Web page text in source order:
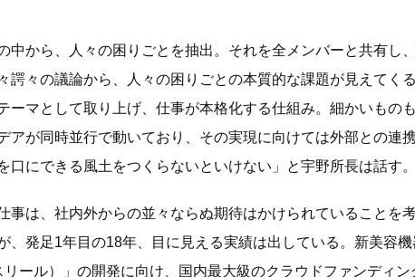
中から、人々の困りごとを抽出。それを全メンバーと共有し
諤々の議論から、人々の困りごとの本質的な課題が見えてくる
ーマとして取り上げ、仕事が本格化する仕組み。細かいもの
アが同時並行で動いており、その実現に向けては外部との連
口にできる風土をつくらないといけない」と宇野所長は話す。
事は、社内外からの並々ならぬ期待はかけられていることを
、発足1年目の18年、目に見える実績は出している。新美容機
リール）」の開発に向け、国内最大級のクラウドファンディン